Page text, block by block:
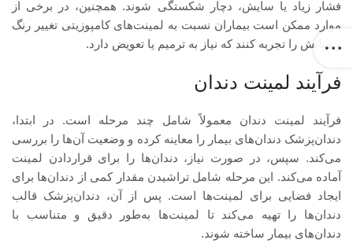
فشار زیاد یا سایش، دچار شکستگی شوند. همچنین، در برخی از
موارد ممکن است بیماران نسبت به لمینت‌های کامپوزیتی تغییر رنگ
و سایش را تجربه کنند که نیاز به ترمیم یا تعویض دارد.
فرآیند لمینت دندان
فرآیند لمینت دندان معمولاً شامل چند مرحله است. در ابتدا،
دندان‌پزشک دندان‌های بیمار را معاینه کرده و وضعیت آن‌ها را بررسی
می‌کند. سپس، در صورت نیاز، دندان‌ها را برای قراردادن لمینت
آماده می‌کند. این مرحله شامل تراشیدن مقدار کمی از دندان‌ها برای
ایجاد فضایی برای لمینت‌ها است. پس از آن، دندان‌پزشک قالب
دندان‌ها را تهیه می‌کند تا لمینت‌ها به‌طور دقیق و متناسب با
دندان‌های بیمار ساخته شوند.